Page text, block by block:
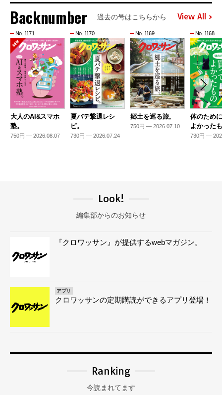
Backnumber 過去の号はこちらから View All
No. 1171
大人のAI&スマホ
塾。
750円 — 2026.08.07
No. 1170
夏バテ撃退レシ
ピ。
730円 — 2026.07.24
No. 1169
郷土を巡る旅。
750円 — 2026.07.10
No. 1168
体のため
よかった
730円 —
Look!
編集部からのお知らせ
『クロワッサン』が提供するwebマガジン。
アプリ
クロワッサンの定期購読ができるアプリ登場！
Ranking
今読まれてます